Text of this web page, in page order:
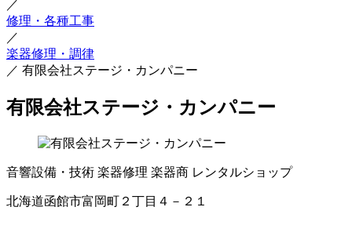
／
修理・各種工事
／
楽器修理・調律
／ 有限会社ステージ・カンパニー
有限会社ステージ・カンパニー
音響設備・技術 楽器修理 楽器商 レンタルショップ
北海道函館市富岡町２丁目４－２１